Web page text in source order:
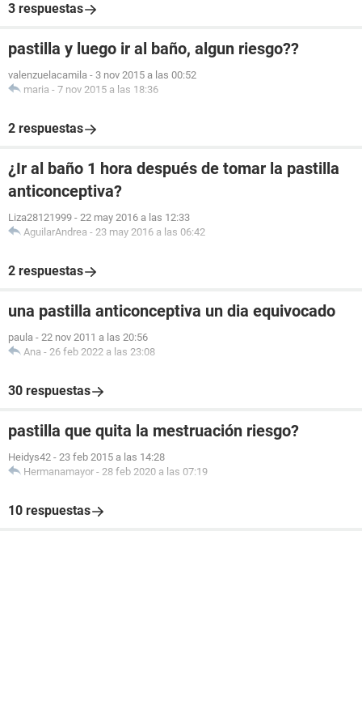
3 respuestas
pastilla y luego ir al baño, algun riesgo??
valenzuelacamila - 3 nov 2015 a las 00:52
maria - 7 nov 2015 a las 18:36
2 respuestas
¿Ir al baño 1 hora después de tomar la pastilla
anticonceptiva?
Liza28121999 - 22 may 2016 a las 12:33
AguilarAndrea - 23 may 2016 a las 06:42
2 respuestas
una pastilla anticonceptiva un dia equivocado
paula - 22 nov 2011 a las 20:56
Ana - 26 feb 2022 a las 23:08
30 respuestas
pastilla que quita la mestruación riesgo?
Heidys42 - 23 feb 2015 a las 14:28
Hermanamayor - 28 feb 2020 a las 07:19
10 respuestas